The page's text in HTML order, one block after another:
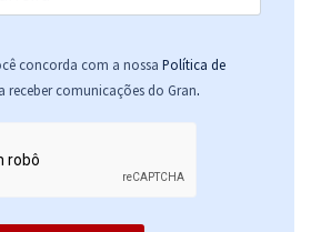
concorda com a nossa Política de
receber comunicações do Gran.